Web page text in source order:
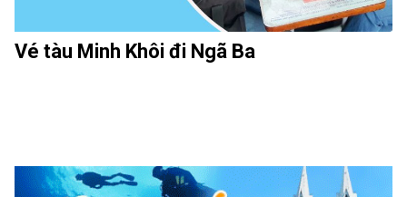
Vé tàu Minh Khôi đi Ngã Ba